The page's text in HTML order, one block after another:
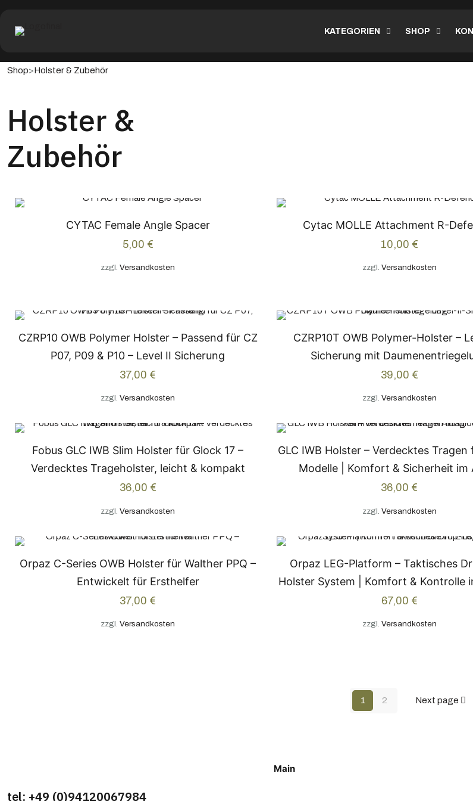
KATEGORIEN SHOP
Shop>Holster & Zubehör
Holster &
Zubehör
CYTAC Female Angle Spacer
5,00 €
zzgl.Versandkosten
Cytac MOLLE Attachment R-
10,00 €
zzgl. Versandkosten
CZRP10 OWB Polymer Holster – Passend für CZ
P07, P09 & P10 – Level II Sicherung
37,00 €
zzgl.Versandkosten
CZRP10T OWB Polymer-Holster –
Sicherung mit
39,00 €
zzgl. Versandkosten
Fobus GLC IWB Slim Holster für Glock 17 –
Verdecktes Trageholster, leicht & kompakt
36,00 €
zzgl.Versandkosten
GLC IWB Holster – Verdecktes Tragen
Modelle | Komfort & Sicherheit im
36,00 €
zzgl. Versandkosten
Orpaz C-Series OWB Holster für Walther PPQ –
Entwickelt für Ersthelfer
37,00 €
zzgl.Versandkosten
Orpaz LEG-Platform – Taktisches
Holster System | Komfort & Kontrolle
67,00 €
zzgl. Versandkosten
1 2 Next page
tel: +49 (0)94120067984
Main